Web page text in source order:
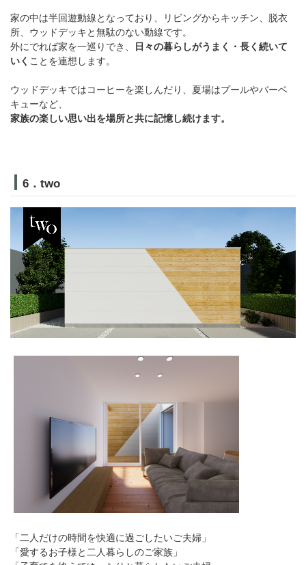
家の中は半回遊動線となっており、リビングからキッチン、脱衣
所、ウッドデッキと無駄のない動線です。
外にでれば家を一巡りでき、
日々の暮らしがうまく・長く続いて
いく ことを連想します。
ウッドデッキではコーヒーを楽しんだり、夏場はプールやバーベ
キューなど、
家族の楽しい思い出を場所と共に記憶し続けます。
6．two
「二人だけの時間を快適に過ごしたいご夫婦」
「愛するお子様と二人暮らしのご家族」